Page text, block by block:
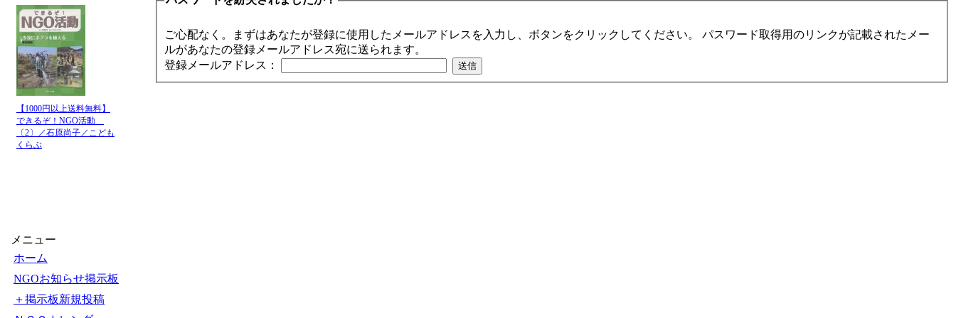
【1000円以上送料無料】
できるぞ！NGO活動
〔2〕／石原尚子／こども
くらぶ
メニュー
ホーム
NGOお知らせ掲示板
＋掲示板新規投稿
ご心配なく。まずはあなたが登録に使用したメールアドレスを入力し、ボタンをクリックしてください。 パスワード取得用のリンクが記載されたメー
ルがあなたの登録メールアドレス宛に送られます。
登録メールアドレス：